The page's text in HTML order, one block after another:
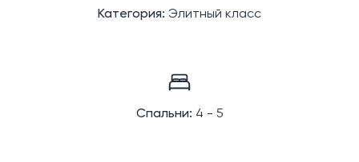
Категория: Элитный класс
Спальни: 4 - 5